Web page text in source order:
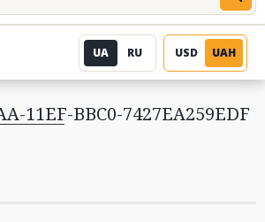
UA RU USD UAH
11EF-BBC0-7427EA259EDF